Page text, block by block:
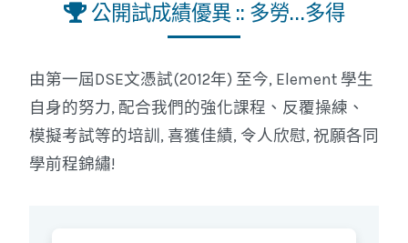
公開試成績優異 :: 多勞...多得
由第一屆DSE文憑試(2012年) 至今, Element 學生
自身的努力, 配合我們的強化課程、反覆操練、
模擬考試等的培訓, 喜獲佳績, 令人欣慰, 祝願各同
學前程錦繡!